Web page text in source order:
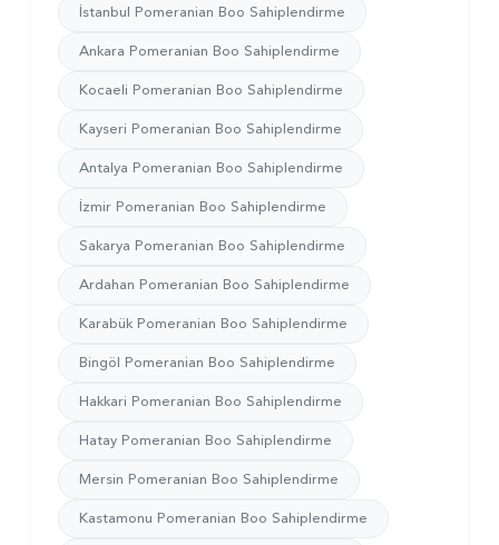
İstanbul Pomeranian Boo Sahiplendirme
Ankara Pomeranian Boo Sahiplendirme
Kocaeli Pomeranian Boo Sahiplendirme
Kayseri Pomeranian Boo Sahiplendirme
Antalya Pomeranian Boo Sahiplendirme
İzmir Pomeranian Boo Sahiplendirme
Sakarya Pomeranian Boo Sahiplendirme
Ardahan Pomeranian Boo Sahiplendirme
Karabük Pomeranian Boo Sahiplendirme
Bingöl Pomeranian Boo Sahiplendirme
Hakkari Pomeranian Boo Sahiplendirme
Hatay Pomeranian Boo Sahiplendirme
Mersin Pomeranian Boo Sahiplendirme
Kastamonu Pomeranian Boo Sahiplendirme